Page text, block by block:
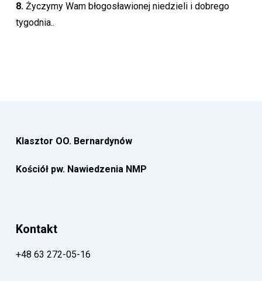
8.Życzymy Wam błogosławionej niedzieli i dobrego
tygodnia..
Klasztor OO. Bernardynów
Kościół pw. Nawiedzenia NMP
Kontakt
+48 63 272-05-16